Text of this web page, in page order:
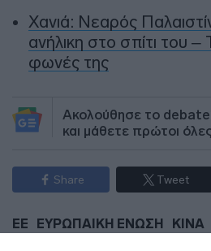
Χανιά: Νεαρός
ανήλικη στο σπίτι του
φωνές της
Ακολούθησε το
και μάθετε πρώτοι όλες
Share Tweet
ΕΕ ΕΥΡΩΠΑΙΚΗ ΕΝΩΣΗ ΚΙΝΑ